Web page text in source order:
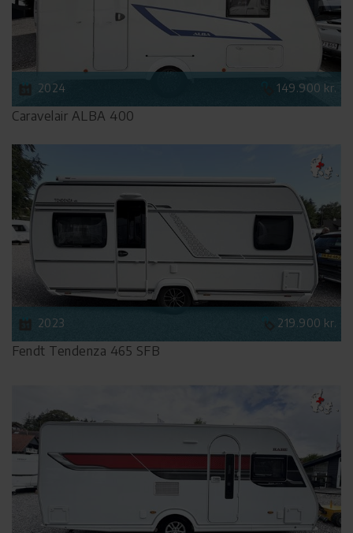
2024 149.900 kr.
Caravelair ALBA 400
2023 219.900 kr.
Fendt Tendenza 465 SFB